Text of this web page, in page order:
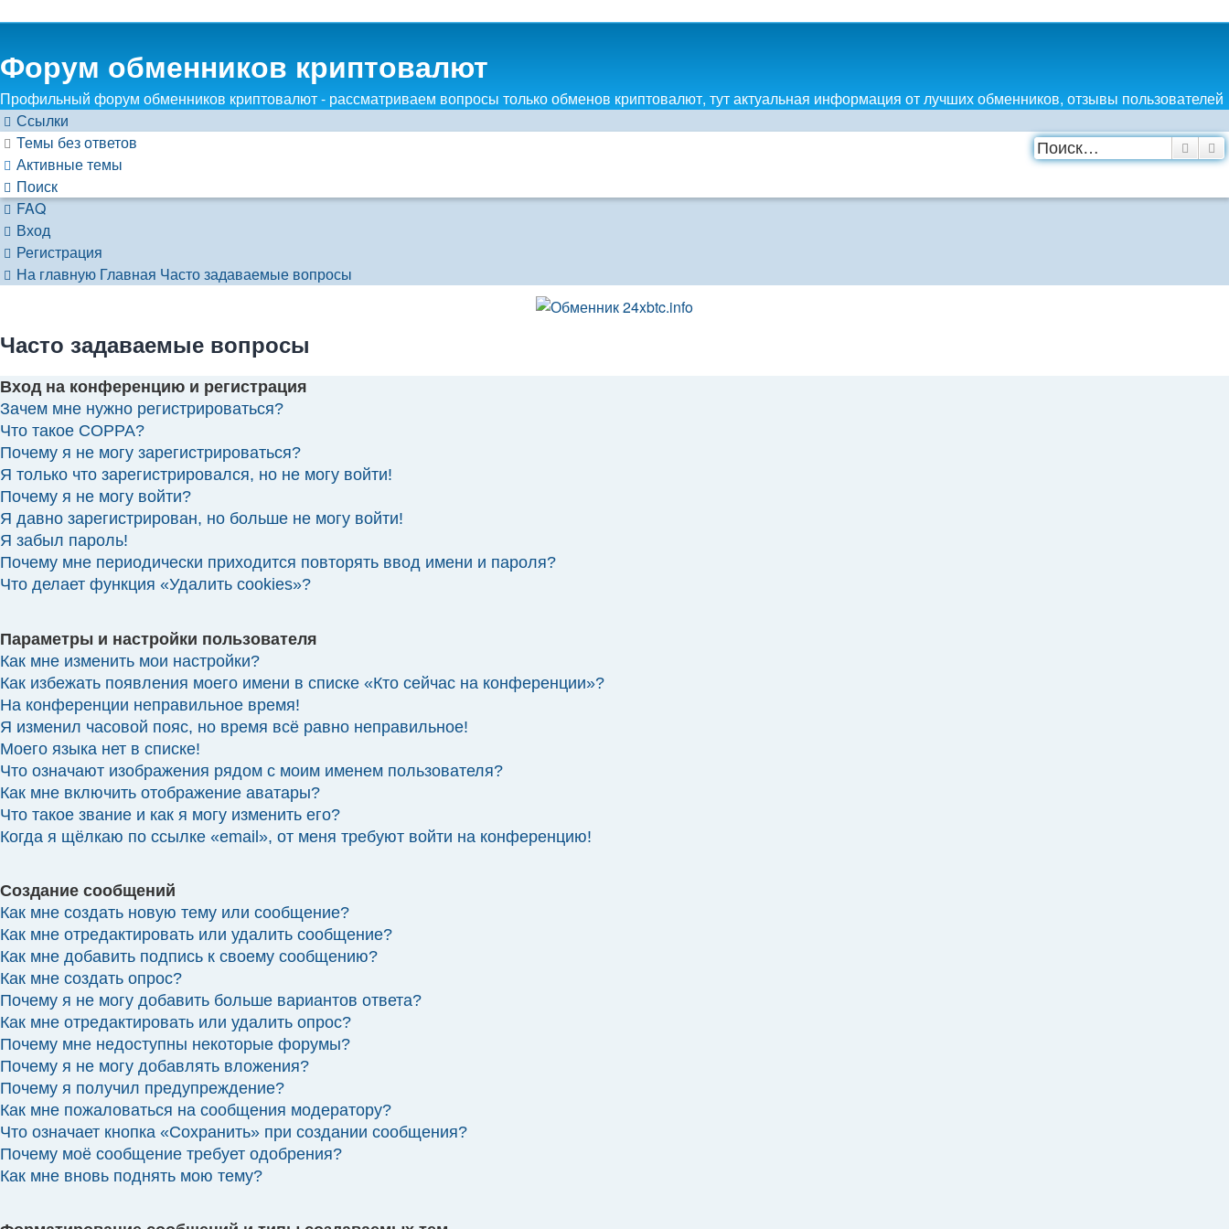
Форум обменников криптовалют
Профильный форум обменников криптовалют - рассматриваем вопросы только обменов криптовалют, тут актуальная информация от лучших обменников, отзывы пользователей
Поиск
Ссылки
Темы без ответов
Активные темы
Поиск
FAQ
Вход
Регистрация
На главную Главная Часто задаваемые вопросы
Часто задаваемые вопросы
Вход на конференцию и регистрация
Зачем мне нужно регистрироваться?
Что такое COPPA?
Почему я не могу зарегистрироваться?
Я только что зарегистрировался, но не могу войти!
Почему я не могу войти?
Я давно зарегистрирован, но больше не могу войти!
Я забыл пароль!
Почему мне периодически приходится повторять ввод имени и пароля?
Что делает функция «Удалить cookies»?
Параметры и настройки пользователя
Как мне изменить мои настройки?
Как избежать появления моего имени в списке «Кто сейчас на конференции»?
На конференции неправильное время!
Я изменил часовой пояс, но время всё равно неправильное!
Моего языка нет в списке!
Что означают изображения рядом с моим именем пользователя?
Как мне включить отображение аватары?
Что такое звание и как я могу изменить его?
Когда я щёлкаю по ссылке «email», от меня требуют войти на конференцию!
Создание сообщений
Как мне создать новую тему или сообщение?
Как мне отредактировать или удалить сообщение?
Как мне добавить подпись к своему сообщению?
Как мне создать опрос?
Почему я не могу добавить больше вариантов ответа?
Как мне отредактировать или удалить опрос?
Почему мне недоступны некоторые форумы?
Почему я не могу добавлять вложения?
Почему я получил предупреждение?
Как мне пожаловаться на сообщения модератору?
Что означает кнопка «Сохранить» при создании сообщения?
Почему моё сообщение требует одобрения?
Как мне вновь поднять мою тему?